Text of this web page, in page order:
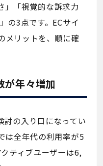
」「視覚的な訴求力
の3点です。ECサイ
メリットを、順に確
が年々増加
の入り口になってい
は全年代の利用率が5
ティブユーザーは6,